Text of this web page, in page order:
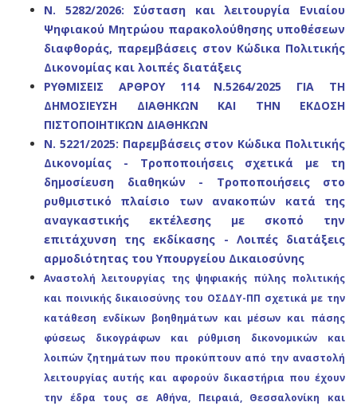
Ν. 5282/2026: Σύσταση και λειτουργία Ενιαίου
Ψηφιακού Μητρώου παρακολούθησης υποθέσεων
διαφθοράς, παρεμβάσεις στον Κώδικα Πολιτικής
Δικονομίας και λοιπές διατάξεις
ΡΥΘΜΙΣΕΙΣ ΑΡΘΡΟΥ 114 Ν.5264/2025 ΓΙΑ ΤΗ
ΔΗΜΟΣΙΕΥΣΗ ΔΙΑΘΗΚΩΝ ΚΑΙ ΤΗΝ ΕΚΔΟΣΗ
ΠΙΣΤΟΠΟΙΗΤΙΚΩΝ ΔΙΑΘΗΚΩΝ
Ν. 5221/2025: Παρεμβάσεις στον Κώδικα Πολιτικής
Δικονομίας - Τροποποιήσεις σχετικά με τη
δημοσίευση διαθηκών - Τροποποιήσεις στο
ρυθμιστικό πλαίσιο των ανακοπών κατά της
αναγκαστικής εκτέλεσης με σκοπό την
επιτάχυνση της εκδίκασης - Λοιπές διατάξεις
αρμοδιότητας του Υπουργείου Δικαιοσύνης
Αναστολή λειτουργίας της ψηφιακής πύλης πολιτικής
και ποινικής δικαιοσύνης του ΟΣΔΔΥ-ΠΠ σχετικά με την
κατάθεση ενδίκων βοηθημάτων και μέσων και πάσης
φύσεως δικογράφων και ρύθμιση δικονομικών και
λοιπών ζητημάτων που προκύπτουν από την αναστολή
λειτουργίας αυτής και αφορούν δικαστήρια που έχουν
την έδρα τους σε Αθήνα, Πειραιά, Θεσσαλονίκη και